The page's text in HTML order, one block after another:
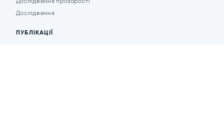
Дослідження
ПУБЛІКАЦІЇ